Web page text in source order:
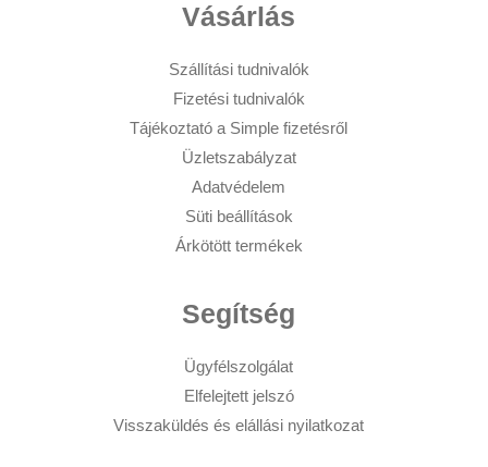
Vásárlás
Szállítási tudnivalók
Fizetési tudnivalók
Tájékoztató a Simple fizetésről
Üzletszabályzat
Adatvédelem
Süti beállítások
Árkötött termékek
Segítség
Ügyfélszolgálat
Elfelejtett jelszó
Visszaküldés és elállási nyilatkozat